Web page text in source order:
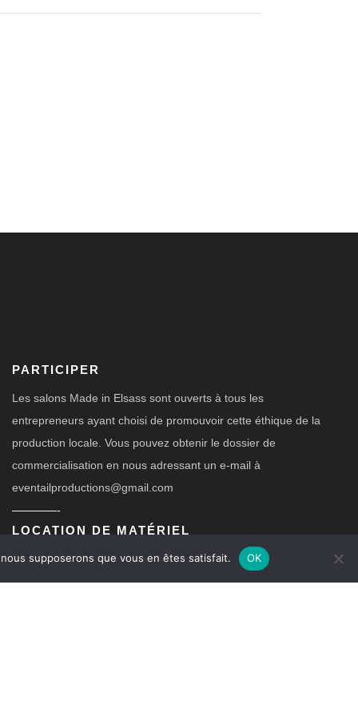
PARTICIPER
Les salons Made in Elsass sont ouverts à tous les
entrepreneurs ayant choisi de promouvoir cette éthique de la
production locale. Vous pouvez obtenir le dossier de
commercialisation en nous adressant un e-mail à
eventailproductions@gmail.com
————-
LOCATION DE MATÉRIEL
Nous vous proposons aussi un nouveau type de cloisons pour
supposerons que vous en êtes satisfait. OK